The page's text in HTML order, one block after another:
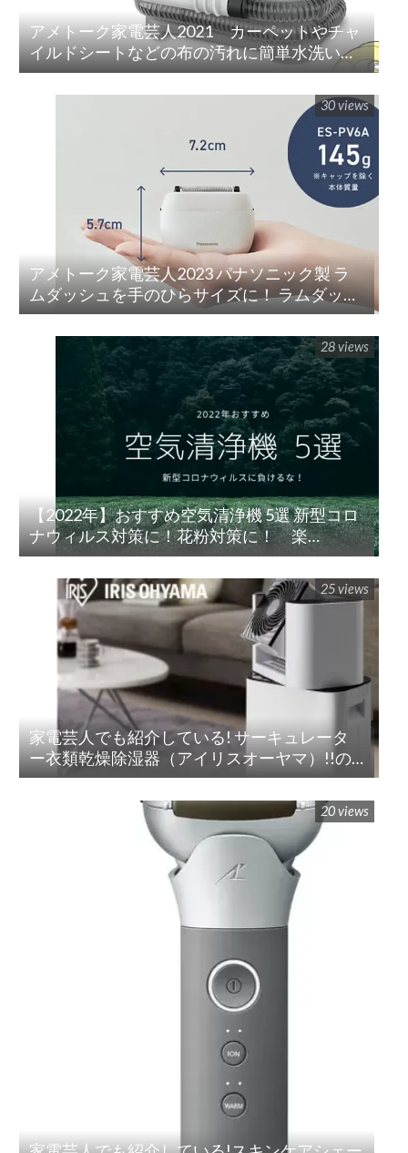
アメトーク家電芸人2021 カーペットやチャ
イルドシートなどの布の汚れに簡単水洗い！
「リンサークリーナー(RNS-P10-W)」
アメトーク家電芸人2023 パナソニック製 ラ
ムダッシュを手のひらサイズに！ ラムダッシ
ュ パームイン5枚刃(ES-PV3A-K)
30 views
【2022年】おすすめ空気清浄機 5選 新型コロ
ナウィルス対策に！花粉対策に！ 楽
天/Amazon/Yahoo/PayPay
28 views
家電芸人でも紹介している! サーキュレータ
ー衣類乾燥除湿器（アイリスオーヤマ）!!の
紹介
25 views
20 views